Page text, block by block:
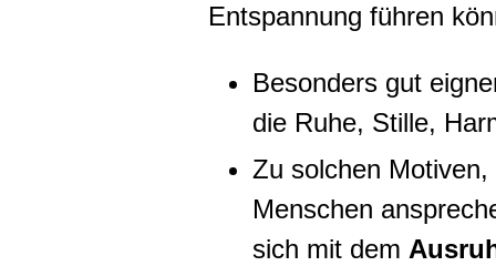
Entspannung führen
Besonders gut
die Ruhe, Stille,
Zu solchen
Menschen
sich mit dem